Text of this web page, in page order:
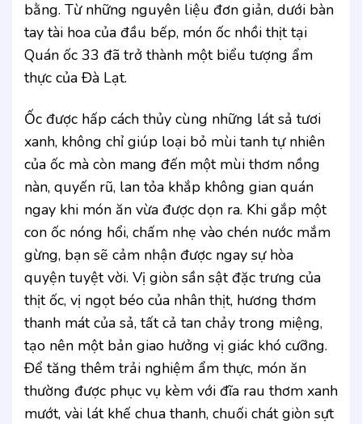
bằng. Từ những nguyên liệu đơn giản, dưới bàn
tay tài hoa của đầu bếp, món ốc nhồi thịt tại
Quán ốc 33 đã trở thành một biểu tượng ẩm
thực của Đà Lạt.
Ốc được hấp cách thủy cùng những lát sả tươi
xanh, không chỉ giúp loại bỏ mùi tanh tự nhiên
của ốc mà còn mang đến một mùi thơm nồng
nàn, quyến rũ, lan tỏa khắp không gian quán
ngay khi món ăn vừa được dọn ra. Khi gắp một
con ốc nóng hổi, chấm nhẹ vào chén nước mắm
gừng, bạn sẽ cảm nhận được ngay sự hòa
quyện tuyệt vời. Vị giòn sần sật đặc trưng của
thịt ốc, vị ngọt béo của nhân thịt, hương thơm
thanh mát của sả, tất cả tan chảy trong miệng,
tạo nên một bản giao hưởng vị giác khó cưỡng.
Để tăng thêm trải nghiệm ẩm thực, món ăn
thường được phục vụ kèm với đĩa rau thơm xanh
mướt, vài lát khế chua thanh, chuối chát giòn sựt